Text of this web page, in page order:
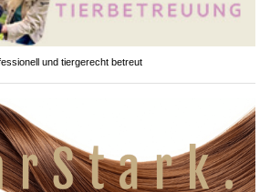
und tiergerecht betreut